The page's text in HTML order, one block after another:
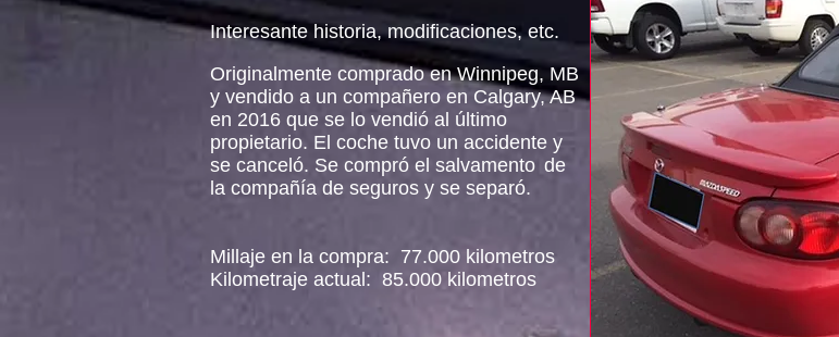
Interesante historia, modificaciones, etc.
Originalmente comprado en Winnipeg, MB
y vendido a un compañero en Calgary, AB
en 2016 que se lo vendió al último
propietario. El coche tuvo un accidente y
se canceló. Se compró el salvamento de
la compañía de seguros y se separó.
Millaje en la compra: 77.000 kilometros
Kilometraje actual: 85.000 kilometros